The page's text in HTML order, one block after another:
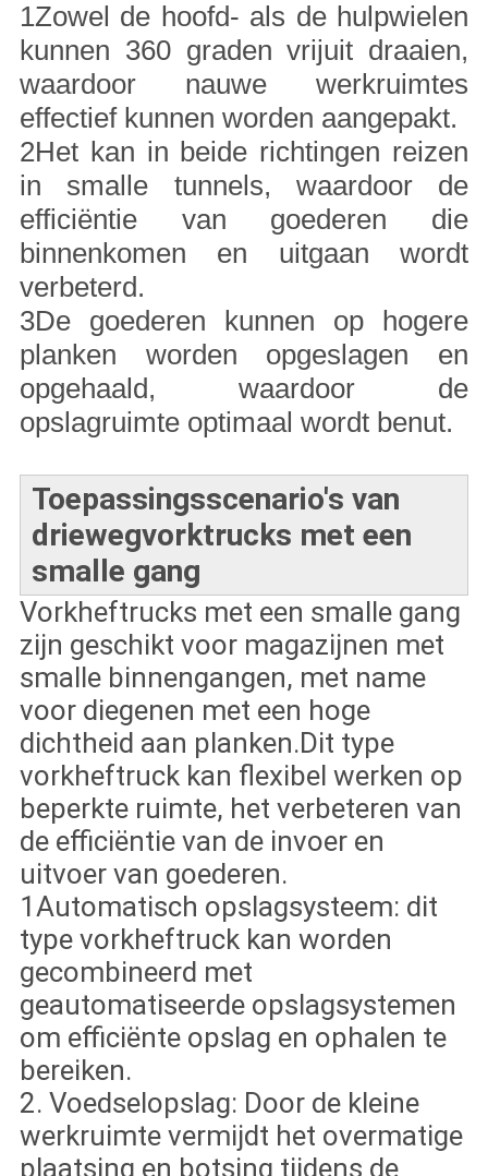
1Zowel de hoofd- als de hulpwielen
kunnen 360 graden vrijuit draaien,
waardoor nauwe werkruimtes
effectief kunnen worden aangepakt.
2Het kan in beide richtingen reizen
in smalle tunnels, waardoor de
efficiëntie van goederen die
binnenkomen en uitgaan wordt
verbeterd.
3De goederen kunnen op hogere
planken worden opgeslagen en
opgehaald, waardoor de
opslagruimte optimaal wordt benut.
Toepassingsscenario's van
driewegvorktrucks met een
smalle gang
Vorkheftrucks met een smalle gang
zijn geschikt voor magazijnen met
smalle binnengangen, met name
voor diegenen met een hoge
dichtheid aan planken.Dit type
vorkheftruck kan flexibel werken op
beperkte ruimte, het verbeteren van
de efficiëntie van de invoer en
uitvoer van goederen.
1Automatisch opslagsysteem: dit
type vorkheftruck kan worden
gecombineerd met
geautomatiseerde opslagsystemen
om efficiënte opslag en ophalen te
bereiken.
2. Voedselopslag: Door de kleine
werkruimte vermijdt het overmatige
plaatsing en botsing tijdens de